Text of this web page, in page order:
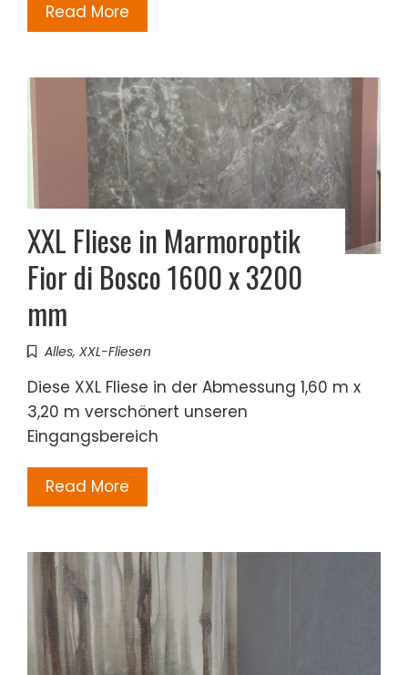
Read More
XXL Fliese in Marmoroptik
Fior di Bosco 1600 x 3200
mm
Alles, XXL-Fliesen
Diese XXL Fliese in der Abmessung 1,60 m x
3,20 m verschönert unseren
Eingangsbereich
Read More